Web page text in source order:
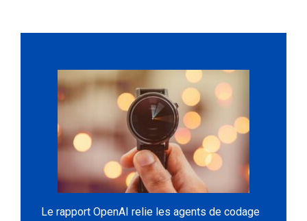
Le rapport OpenAI relie les agents de codage